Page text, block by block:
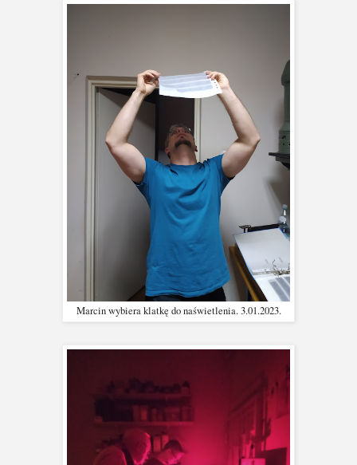
Marcin wybiera klatkę do naświetlenia. 3.01.2023.